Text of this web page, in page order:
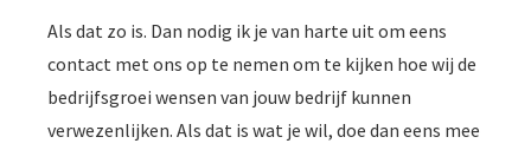
Als dat zo is. Dan nodig ik je van harte uit om eens
contact met ons op te nemen om te kijken hoe wij de
bedrijfsgroei wensen van jouw bedrijf kunnen
verwezenlijken. Als dat is wat je wil, doe dan eens mee